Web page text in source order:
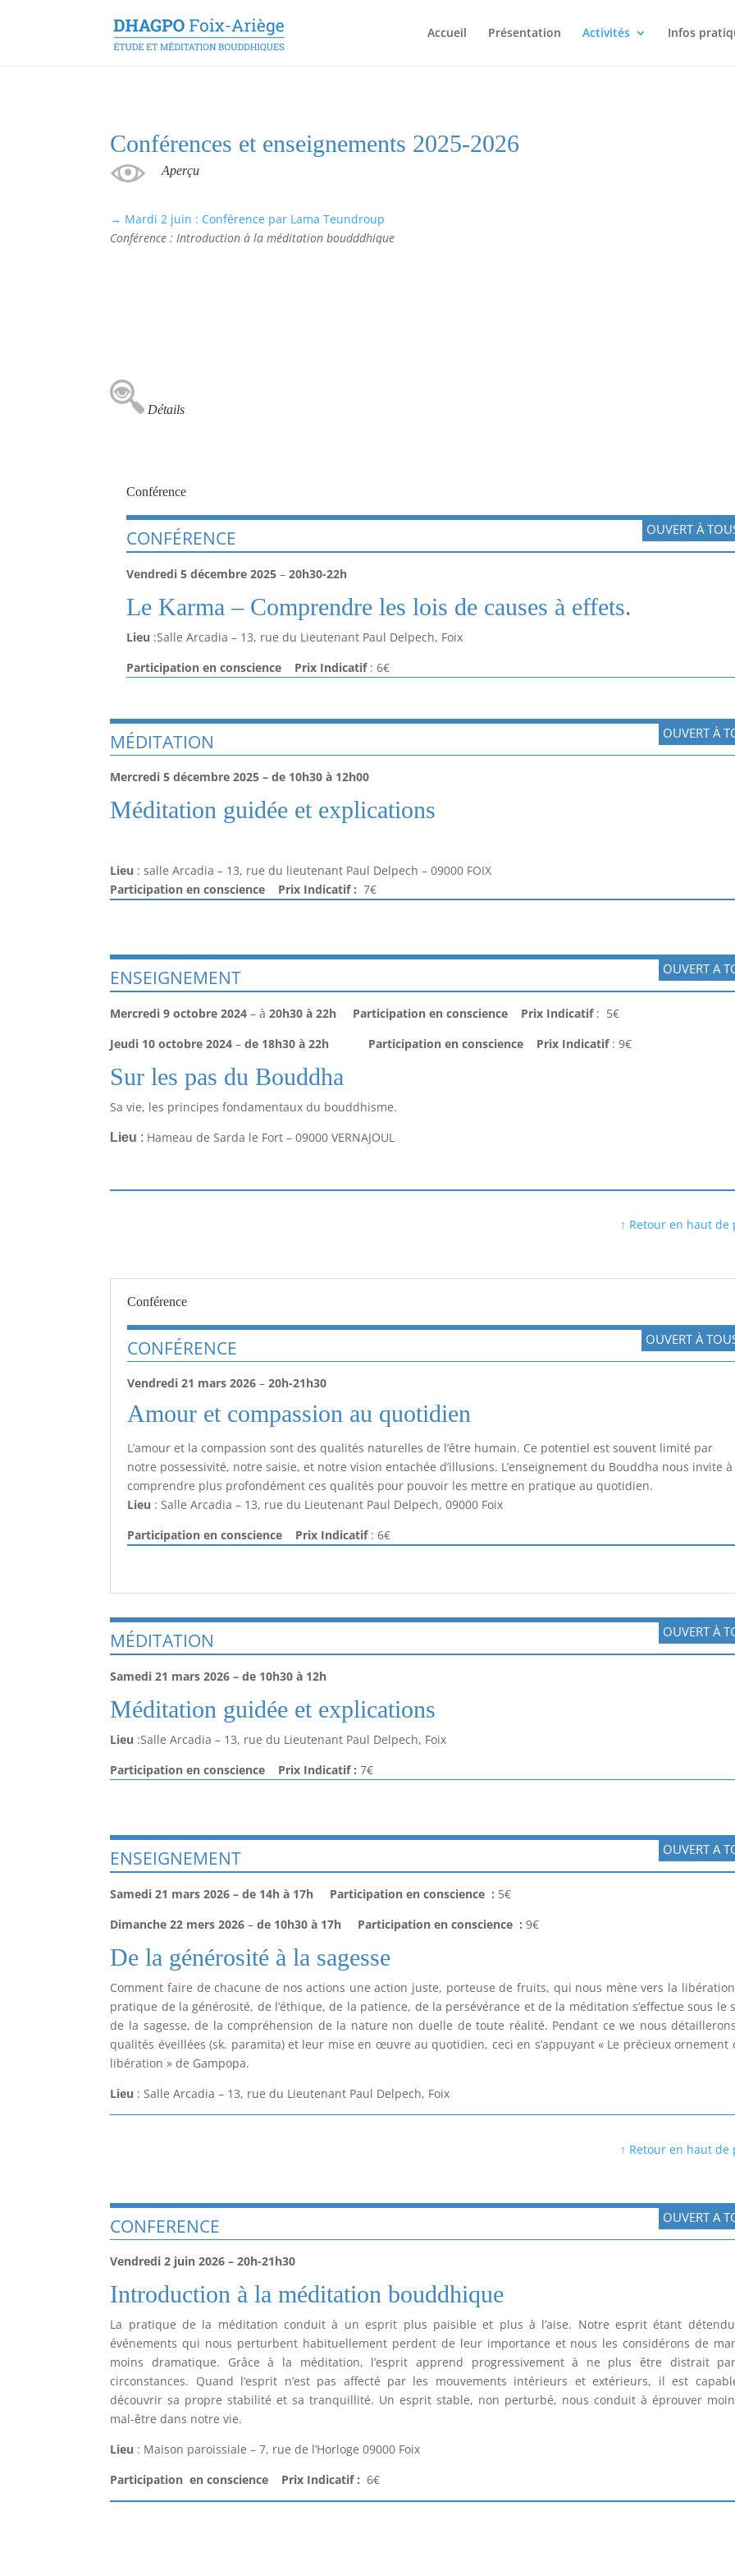
Accueil Présentation Activités Infos
Conférences et enseignements 2025-2026
Aperçu
→ Mardi 2 juin : Conférence par Lama Teundroup
Conférence : Introduction à la méditation boudddhique
Détails
Conférence
OUVERT À
CONFÉRENCE
Vendredi 5 décembre 2025 – 20h30-22h
Le Karma – Comprendre les lois de causes à effets.
Lieu :Salle Arcadia – 13, rue du Lieutenant Paul Delpech, Foix
Participation en conscience Prix Indicatif: 6€
OUVERT À
MÉDITATION
Mercredi 5 décembre 2025 – de 10h30 à 12h00
Méditation guidée et explications
Lieu : salle Arcadia – 13, rue du lieutenant Paul Delpech – 09000 FOIX
Participation en conscience Prix Indicatif : 7€
OUVERT A
ENSEIGNEMENT
Mercredi 9 octobre 2024 – à20h30 à 22h Participation en conscience Prix Indicatif: 5€
Jeudi 10 octobre 2024 – de 18h30 à 22h Participation en conscience Prix Indicatif : 9€
Sur les pas du Bouddha
Sa vie, les principes fondamentaux du bouddhisme.
Lieu : Hameau de Sarda le Fort – 09000 VERNAJOUL
↑ Retour en haut de
Conférence
OUVERT À
CONFÉRENCE
Vendredi 21 mars 2026 –20h-21h30
Amour et compassion au quotidien
L’amour et la compassion sont des qualités naturelles de l’être humain. Ce potentiel est souvent limité par
notre possessivité, notre saisie, et notre vision entachée d’illusions. L’enseignement du Bouddha nous invite à
comprendre plus profondément ces qualités pour pouvoir les mettre en pratique au quotidien.
Lieu : Salle Arcadia – 13, rue du Lieutenant Paul Delpech, 09000 Foix
Participation en conscience Prix Indicatif : 6€
OUVERT À
MÉDITATION
Samedi 21 mars 2026 – de 10h30 à 12h
Méditation guidée et explications
Lieu :Salle Arcadia – 13, rue du Lieutenant Paul Delpech, Foix
Participation en conscience Prix Indicatif : 7€
OUVERT A
ENSEIGNEMENT
Samedi 21 mars 2026 – de 14h à 17h Participation en conscience : 5€
Dimanche 22 mers 2026 – de 10h30 à 17h Participation en conscience : 9€
De la générosité à la sagesse
Comment faire de chacune de nos actions une action juste, porteuse de fruits, qui nous mène vers la libération
pratique de la générosité, de l’éthique, de la patience, de la persévérance et de la méditation s’effectue sous le
de la sagesse, de la compréhension de la nature non duelle de toute réalité. Pendant ce we nous
qualités éveillées (sk. paramita) et leur mise en œuvre au quotidien, ceci en s’appuyant « Le précieux ornement
libération » de Gampopa.
Lieu : Salle Arcadia – 13, rue du Lieutenant Paul Delpech, Foix
↑ Retour en haut de
OUVERT A
CONFERENCE
Vendredi 2 juin 2026 – 20h-21h30
Introduction à la méditation bouddhique
La pratique de la méditation conduit à un esprit plus paisible et plus à l’aise. Notre esprit étant
événements qui nous perturbent habituellement perdent de leur importance et nous les considérons de
moins dramatique. Grâce à la méditation, l’esprit apprend progressivement à ne plus être distrait
circonstances. Quand l’esprit n’est pas affecté par les mouvements intérieurs et extérieurs, il est
découvrir sa propre stabilité et sa tranquillité. Un esprit stable, non perturbé, nous conduit à éprouver
mal-être dans notre vie.
Lieu : Maison paroissiale – 7, rue de l’Horloge 09000 Foix
Participation en conscience Prix Indicatif : 6€